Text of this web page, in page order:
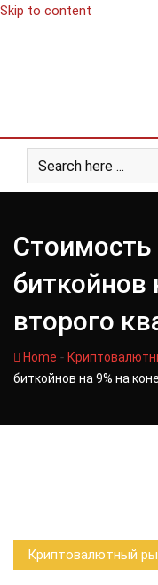
Skip to content
Стоимость
биткойнов
второго
Home -
биткойнов на 9% на
Криптовалютный